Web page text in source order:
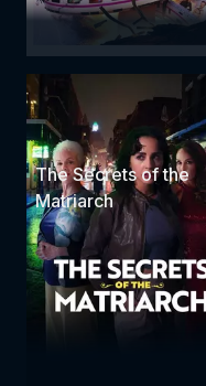
The Secrets of the
Matriarch